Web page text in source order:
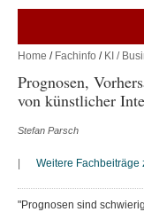
Home / Fachinfo / KI /
Prognosen,
von künstlicher
Stefan Parsch
Weitere Fachbeiträge
"Prognosen sind